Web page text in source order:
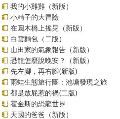
我的小雞雞（新版）
小精子的大冒險
在圓木橋上搖晃（新版）
白雲麵包（二版）
山田家的氣象報告（新版）
恐龍怎麼說晚安？（新版）
先左腳，再右腳(新版)
雨蛙生態旅行團：池塘發現之旅
都是放屁惹的禍(二版)
霍金斯的恐龍世界
天國的爸爸（新版）